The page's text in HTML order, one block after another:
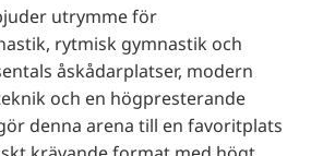
utrymme för
rytmisk gymnastik och
åskådarplatser, modern
och en högpresterande
denna arena till en favoritplats